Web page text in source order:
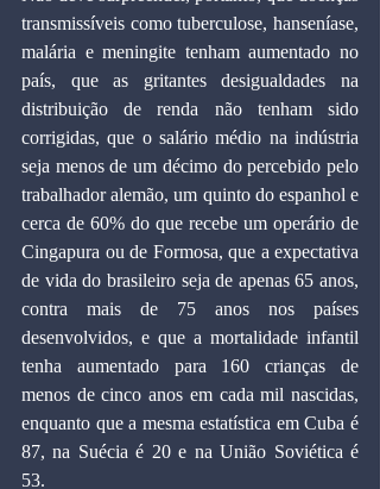
transmissíveis como tuberculose, hanseníase,
malária e meningite tenham aumentado no
país, que as gritantes desigualdades na
distribuição de renda não tenham sido
corrigidas, que o salário médio na indústria
seja menos de um décimo do percebido pelo
trabalhador alemão, um quinto do espanhol e
cerca de 60% do que recebe um operário de
Cingapura ou de Formosa, que a expectativa
de vida do brasileiro seja de apenas 65 anos,
contra mais de 75 anos nos países
desenvolvidos, e que a mortalidade infantil
tenha aumentado para 160 crianças de
menos de cinco anos em cada mil nascidas,
enquanto que a mesma estatística em Cuba é
87, na Suécia é 20 e na União Soviética é
53.